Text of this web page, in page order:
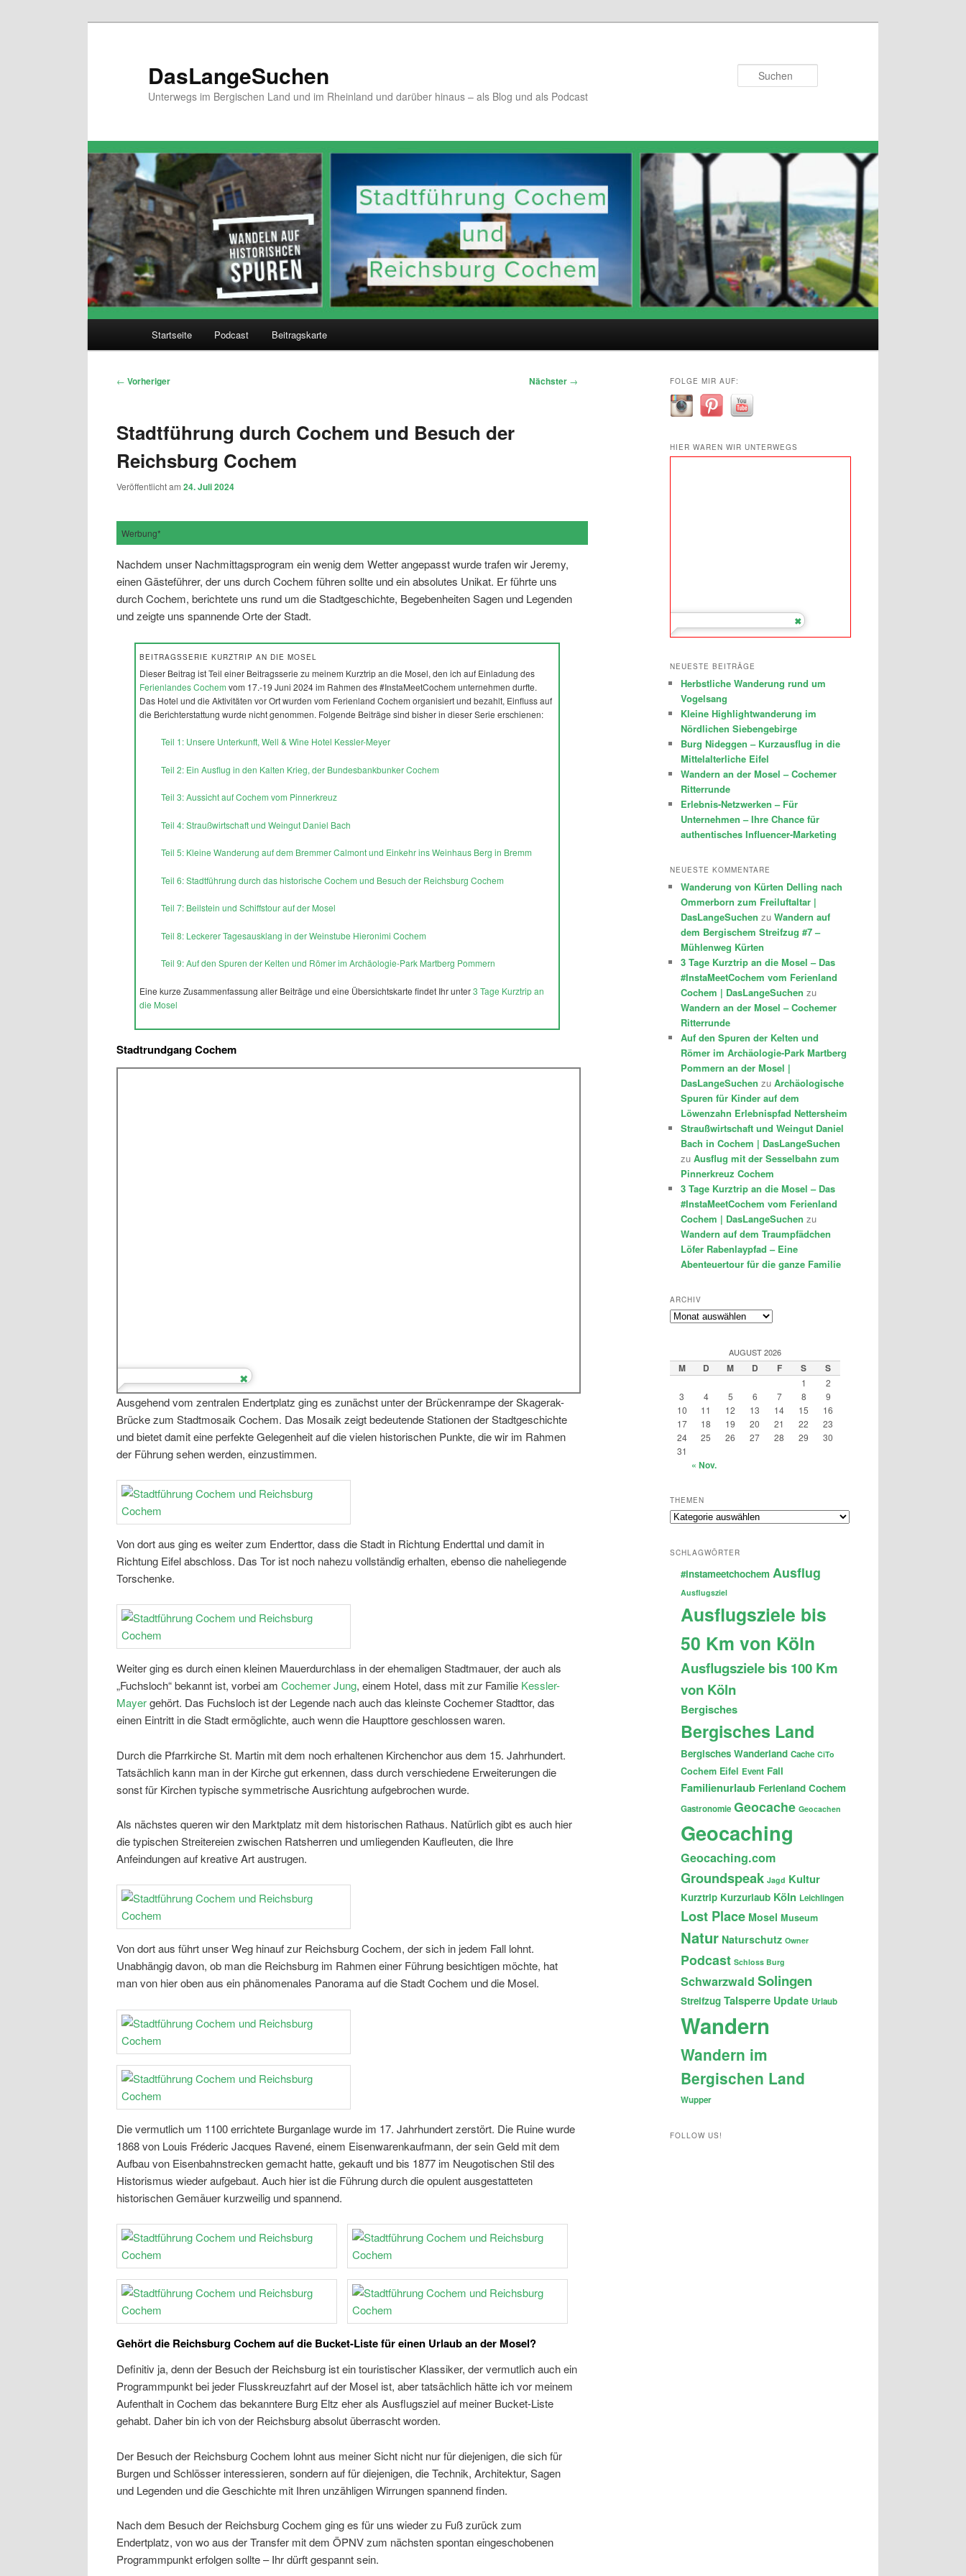
DasLangeSuchen
Unterwegs im Bergischen Land und im Rheinland und darüber hinaus – als Blog und als Podcast
Startseite Podcast Beitragskarte
Beitragsnavigation
← Vorheriger Nächster →
Stadtführung durch Cochem und Besuch der
Reichsburg Cochem
Veröffentlicht am 24. Juli 2024
Werbung*
Nachdem unser Nachmittagsprogram ein wenig dem Wetter angepasst wurde trafen wir Jeremy,
einen Gästeführer, der uns durch Cochem führen sollte und ein absolutes Unikat. Er führte uns
durch Cochem, berichtete uns rund um die Stadtgeschichte, Begebenheiten Sagen und Legenden
und zeigte uns spannende Orte der Stadt.
BEITRAGSSERIE KURZTRIP AN DIE MOSEL
Dieser Beitrag ist Teil einer Beitragsserie zu meinem Kurztrip an die Mosel, den ich auf Einladung des
Ferienlandes Cochem vom 17.-19 Juni 2024 im Rahmen des #InstaMeetCochem unternehmen durfte.
Das Hotel und die Aktivitäten vor Ort wurden vom Ferienland Cochem organisiert und bezahlt, Einfluss auf
die Berichterstattung wurde nicht genommen. Folgende Beiträge sind bisher in dieser Serie erschienen:
Teil 1: Unsere Unterkunft, Well & Wine Hotel Kessler-Meyer
Teil 2: Ein Ausflug in den Kalten Krieg, der Bundesbankbunker Cochem
Teil 3: Aussicht auf Cochem vom Pinnerkreuz
Teil 4: Straußwirtschaft und Weingut Daniel Bach
Teil 5: Kleine Wanderung auf dem Bremmer Calmont und Einkehr ins Weinhaus Berg in Bremm
Teil 6: Stadtführung durch das historische Cochem und Besuch der Reichsburg Cochem
Teil 7: Beilstein und Schiffstour auf der Mosel
Teil 8: Leckerer Tagesausklang in der Weinstube Hieronimi Cochem
Teil 9: Auf den Spuren der Kelten und Römer im Archäologie-Park Martberg Pommern
Eine kurze Zusammenfassung aller Beiträge und eine Übersichtskarte findet Ihr unter3 Tage Kurztrip an
die Mosel
Stadtrundgang Cochem
Ausgehend vom zentralen Endertplatz ging es zunächst unter der Brückenrampe der Skagerak-
Brücke zum Stadtmosaik Cochem. Das Mosaik zeigt bedeutende Stationen der Stadtgeschichte
und bietet damit eine perfekte Gelegenheit auf die vielen historischen Punkte, die wir im Rahmen
der Führung sehen werden, einzustimmen.
Von dort aus ging es weiter zum Enderttor, dass die Stadt in Richtung Enderttal und damit in
Richtung Eifel abschloss. Das Tor ist noch nahezu vollständig erhalten, ebenso die naheliegende
Torschenke.
Weiter ging es durch einen kleinen Mauerdurchlass in der ehemaligen Stadtmauer, der auch als
„Fuchsloch“ bekannt ist, vorbei am Cochemer Jung, einem Hotel, dass mit zur Familie Kessler-
Mayergehört. Das Fuchsloch ist der Legende nach auch das kleinste Cochemer Stadttor, das
einen Eintritt in die Stadt ermöglichte, auch wenn die Haupttore geschlossen waren.
Durch die Pfarrkirche St. Martin mit dem noch erhaltenen Kirchenchor aus dem 15. Jahrhundert.
Tatsächlich kann man in der Kirche gut erkennen, dass durch verschiedene Erweiterungen die
sonst für Kirchen typische symmetrische Ausrichtung aufgebrochen wurde.
Als nächstes queren wir den Marktplatz mit dem historischen Rathaus. Natürlich gibt es auch hier
die typischen Streitereien zwischen Ratsherren und umliegenden Kaufleuten, die Ihre
Anfeindungen auf kreative Art austrugen.
Von dort aus führt unser Weg hinauf zur Reichsburg Cochem, der sich in jedem Fall lohnt.
Unabhängig davon, ob man die Reichsburg im Rahmen einer Führung besichtigen möchte, hat
man von hier oben aus ein phänomenales Panorama auf die Stadt Cochem und die Mosel.
Die vermutlich um 1100 errichtete Burganlage wurde im 17. Jahrhundert zerstört. Die Ruine wurde
1868 von Louis Fréderic Jacques Ravené, einem Eisenwarenkaufmann, der sein Geld mit dem
Aufbau von Eisenbahnstrecken gemacht hatte, gekauft und bis 1877 im Neugotischen Stil des
Historismus wieder aufgebaut. Auch hier ist die Führung durch die opulent ausgestatteten
historischen Gemäuer kurzweilig und spannend.
Gehört die Reichsburg Cochem auf die Bucket-Liste für einen Urlaub an der Mosel?
Definitiv ja, denn der Besuch der Reichsburg ist ein touristischer Klassiker, der vermutlich auch ein
Programmpunkt bei jeder Flusskreuzfahrt auf der Mosel ist, aber tatsächlich hätte ich vor meinem
Aufenthalt in Cochem das bekanntere Burg Eltz eher als Ausflugsziel auf meiner Bucket-Liste
gehabt. Daher bin ich von der Reichsburg absolut überrascht worden.
Der Besuch der Reichsburg Cochem lohnt aus meiner Sicht nicht nur für diejenigen, die sich für
Burgen und Schlösser interessieren, sondern auf für diejenigen, die Technik, Architektur, Sagen
und Legenden und die Geschichte mit Ihren unzähligen Wirrungen spannend finden.
Nach dem Besuch der Reichsburg Cochem ging es für uns wieder zu Fuß zurück zum
Endertplatz, von wo aus der Transfer mit dem ÖPNV zum nächsten spontan eingeschobenen
Programmpunkt erfolgen sollte – Ihr dürft gespannt sein.
FOLGE MIR AUF:
HIER WAREN WIR UNTERWEGS
NEUESTE BEITRÄGE
Herbstliche Wanderung rund um
Vogelsang
Kleine Highlightwanderung im
Nördlichen Siebengebirge
Burg Nideggen – Kurzausflug in die
Mittelalterliche Eifel
Wandern an der Mosel – Cochemer
Ritterrunde
Erlebnis-Netzwerken – Für
Unternehmen – Ihre Chance für
authentisches Influencer-Marketing
NEUESTE KOMMENTARE
Wanderung von Kürten Delling nach
Ommerborn zum Freiluftaltar |
DasLangeSuchen zu Wandern auf
dem Bergischem Streifzug #7 –
Mühlenweg Kürten
3 Tage Kurztrip an die Mosel – Das
#InstaMeetCochem vom Ferienland
Cochem | DasLangeSuchen zu
Wandern an der Mosel – Cochemer
Ritterrunde
Auf den Spuren der Kelten und
Römer im Archäologie-Park Martberg
Pommern an der Mosel |
DasLangeSuchen zu Archäologische
Spuren für Kinder auf dem
Löwenzahn Erlebnispfad Nettersheim
Straußwirtschaft und Weingut Daniel
Bach in Cochem | DasLangeSuchen
zu Ausflug mit der Sesselbahn zum
Pinnerkreuz Cochem
3 Tage Kurztrip an die Mosel – Das
#InstaMeetCochem vom Ferienland
Cochem | DasLangeSuchen zu
Wandern auf dem Traumpfädchen
Löfer Rabenlaypfad – Eine
Abenteuertour für die ganze Familie
ARCHIV
Archiv
AUGUST 2026
M D M D F S S
1
2
3
4 5 6 7 8
9
10
11 12 13 14 15
16
17
18 19 20 21 22
23
24
25 26 27 28 29
30
31
« Nov.
THEMEN
Themen
SCHLAGWÖRTER
#instameetchochem Ausflug
Ausflugsziel
Ausflugsziele bis
50 Km von Köln
Ausflugsziele bis 100 Km
von Köln
Bergisches
Bergisches Land
Bergisches Wanderland Cache CiTo
Cochem Eifel Event Fail
Familienurlaub Ferienland Cochem
Gastronomie Geocache Geocachen
Geocaching
Geocaching.com
Groundspeak Jagd Kultur
Kurztrip Kurzurlaub Köln Leichlingen
Lost Place Mosel Museum
Natur Naturschutz Owner
Podcast Schloss Burg
Schwarzwald Solingen
Streifzug Talsperre Update Urlaub
Wandern
Wandern im
Bergischen Land
Wupper
FOLLOW US!